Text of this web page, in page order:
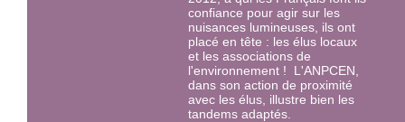
confiance pour agir sur les
nuisances lumineuses, ils ont
placé en tête : les élus locaux
et les associations de
l'environnement ! L'ANPCEN,
dans son action de proximité
avec les élus, illustre bien les
tandems adaptés.